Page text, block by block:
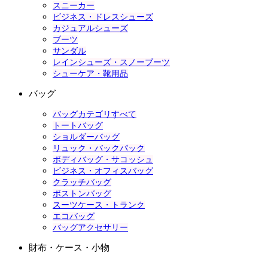
スニーカー
ビジネス・ドレスシューズ
カジュアルシューズ
ブーツ
サンダル
レインシューズ・スノーブーツ
シューケア・靴用品
バッグ
バッグカテゴリすべて
トートバッグ
ショルダーバッグ
リュック・バックパック
ボディバッグ・サコッシュ
ビジネス・オフィスバッグ
クラッチバッグ
ボストンバッグ
スーツケース・トランク
エコバッグ
バッグアクセサリー
財布・ケース・小物